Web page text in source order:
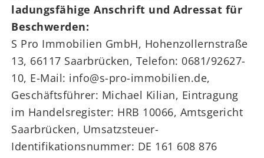
ladungsfähige Anschrift und Adressat für
Beschwerden:
S Pro Immobilien GmbH, Hohenzollernstraße
13, 66117 Saarbrücken, Telefon: 0681/92627-
10, E-Mail: info@s-pro-immobilien.de,
Geschäftsführer: Michael Kilian, Eintragung
im Handelsregister: HRB 10066, Amtsgericht
Saarbrücken, Umsatzsteuer-
Identifikationsnummer: DE 161 608 876